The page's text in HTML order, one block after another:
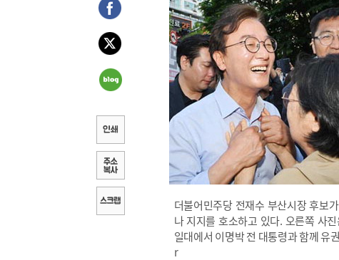
더불어민주당 전재수 부산시장 후보
나 지지를 호소하고 있다. 오른쪽 사
일대에서 이명박 전 대통령과 함께
r